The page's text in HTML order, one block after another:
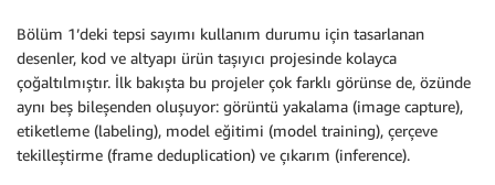
Bölüm 1’deki tepsi sayımı kullanım durumu için tasarlanan
desenler, kod ve altyapı ürün taşıyıcı projesinde kolayca
çoğaltılmıştır. İlk bakışta bu projeler çok farklı görünse de, özünde
aynı beş bileşenden oluşuyor: görüntü yakalama (image capture),
etiketleme (labeling), model eğitimi (model training), çerçeve
tekilleştirme (frame deduplication) ve çıkarım (inference).